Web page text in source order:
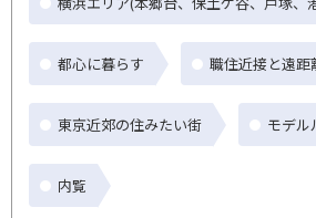
都心に暮らす 職住近接と遠距
東京近郊の住みたい街 モデル
内覧